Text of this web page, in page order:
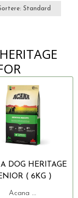
DOG HERITAGE
( 6KG )
Acana ...